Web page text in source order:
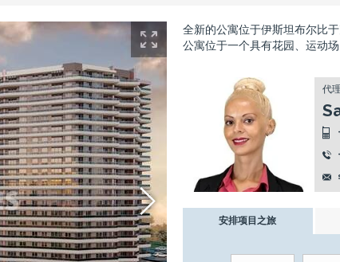
全新的公寓位于伊斯坦布尔比
公寓位于一个具有花园、运动
代
安排项目之旅